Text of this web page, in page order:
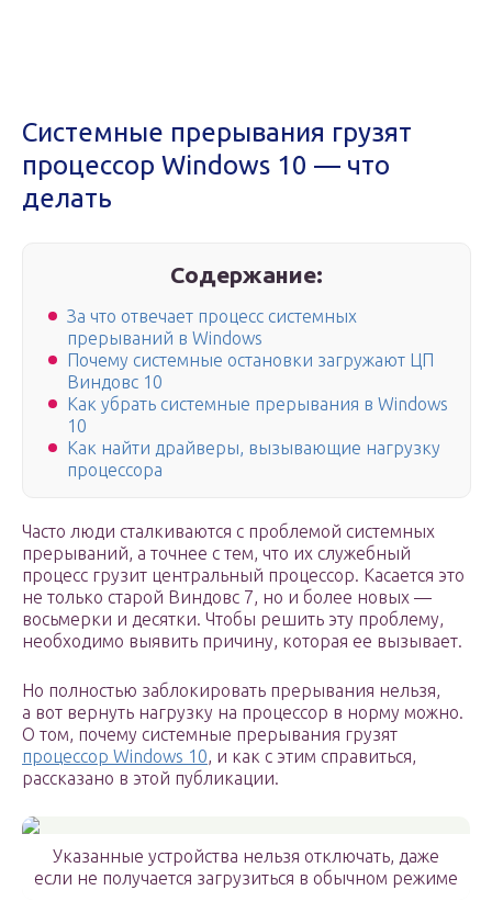
Системные прерывания грузят
процессор Windows 10 — что
делать
Содержание:
За что отвечает процесс системных
прерываний в Windows
Почему системные остановки загружают ЦП
Виндовс 10
Как убрать системные прерывания в Windows
10
Как найти драйверы, вызывающие нагрузку
процессора
Часто люди сталкиваются с проблемой системных
прерываний, а точнее с тем, что их служебный
процесс грузит центральный процессор. Касается это
не только старой Виндовс 7, но и более новых —
восьмерки и десятки. Чтобы решить эту проблему,
необходимо выявить причину, которая ее вызывает.
Но полностью заблокировать прерывания нельзя,
а вот вернуть нагрузку на процессор в норму можно.
О том, почему системные прерывания грузят
процессор Windows 10, и как с этим справиться,
рассказано в этой публикации.
Указанные устройства нельзя отключать, даже
если не получается загрузиться в обычном режиме